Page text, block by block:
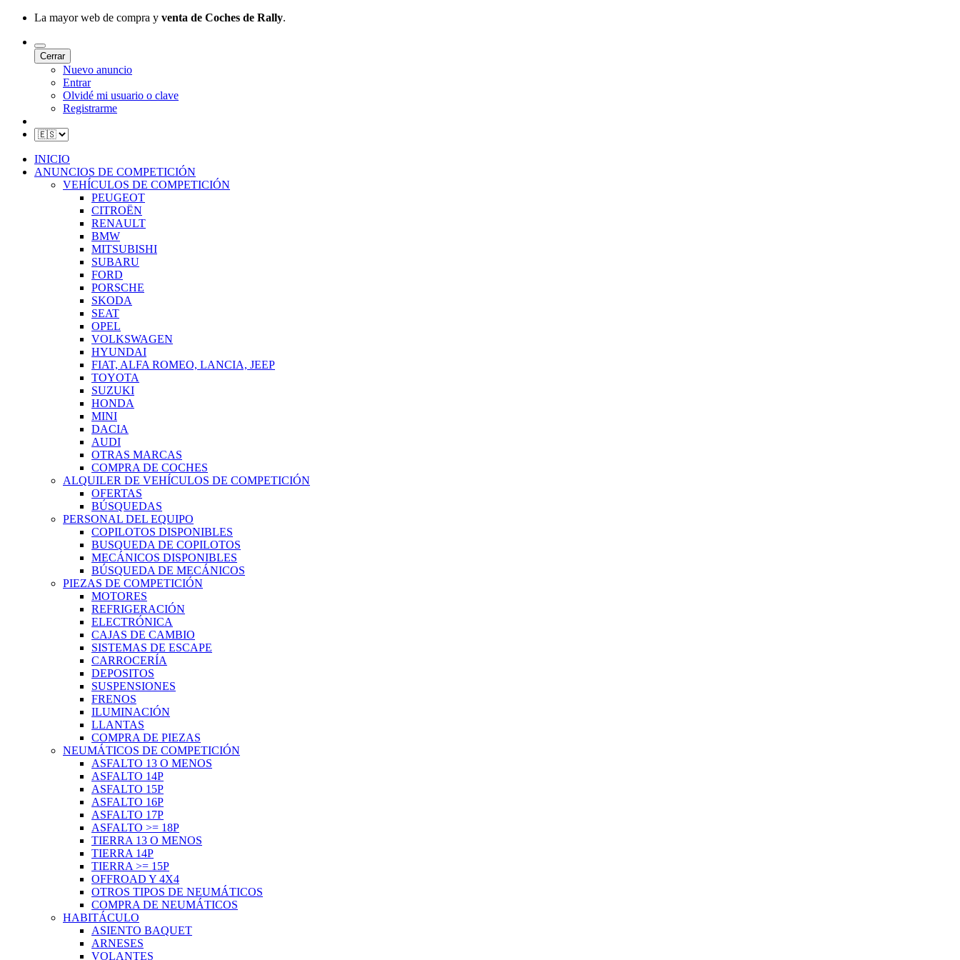
La mayor web de compra y venta de Coches de Rally.
Cerrar
Nuevo anuncio
Entrar
Olvidé mi usuario o clave
Registrarme
INICIO
ANUNCIOS DE COMPETICIÓN
VEHÍCULOS DE COMPETICIÓN
PEUGEOT
CITROËN
RENAULT
BMW
MITSUBISHI
SUBARU
FORD
PORSCHE
SKODA
SEAT
OPEL
VOLKSWAGEN
HYUNDAI
FIAT, ALFA ROMEO, LANCIA, JEEP
TOYOTA
SUZUKI
HONDA
MINI
DACIA
AUDI
OTRAS MARCAS
COMPRA DE COCHES
ALQUILER DE VEHÍCULOS DE COMPETICIÓN
OFERTAS
BÚSQUEDAS
PERSONAL DEL EQUIPO
COPILOTOS DISPONIBLES
BUSQUEDA DE COPILOTOS
MECÁNICOS DISPONIBLES
BÚSQUEDA DE MECÁNICOS
PIEZAS DE COMPETICIÓN
MOTORES
REFRIGERACIÓN
ELECTRÓNICA
CAJAS DE CAMBIO
SISTEMAS DE ESCAPE
CARROCERÍA
DEPOSITOS
SUSPENSIONES
FRENOS
ILUMINACIÓN
LLANTAS
COMPRA DE PIEZAS
NEUMÁTICOS DE COMPETICIÓN
ASFALTO 13 O MENOS
ASFALTO 14P
ASFALTO 15P
ASFALTO 16P
ASFALTO 17P
ASFALTO >= 18P
TIERRA 13 O MENOS
TIERRA 14P
TIERRA >= 15P
OFFROAD Y 4X4
OTROS TIPOS DE NEUMÁTICOS
COMPRA DE NEUMÁTICOS
HABITÁCULO
ASIENTO BAQUET
ARNESES
VOLANTES